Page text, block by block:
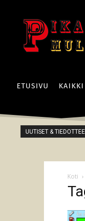
ETUSIVU
UUTISET &
Koti